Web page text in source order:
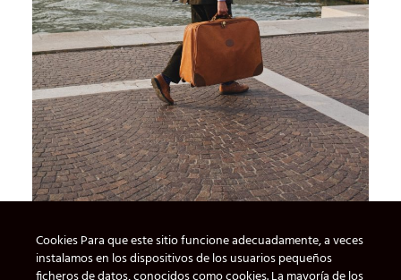
Cookies Para que este sitio funcione adecuadamente, a veces
instalamos en los dispositivos de los usuarios pequeños